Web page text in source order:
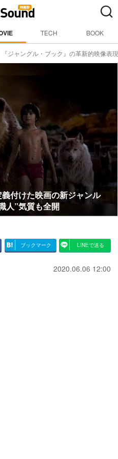
TECH BOOK
『ジャングル・ブック』の革新的映像表現
付けた映画の新ジャンル
人”気質も全開
ブックマーク LINEで送る
2020.06.06 12:00